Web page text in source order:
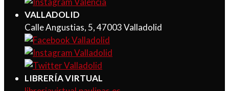
VALLADOLID
Calle Angustias, 5, 47003 Valladolid
LIBRERÍA VIRTUAL